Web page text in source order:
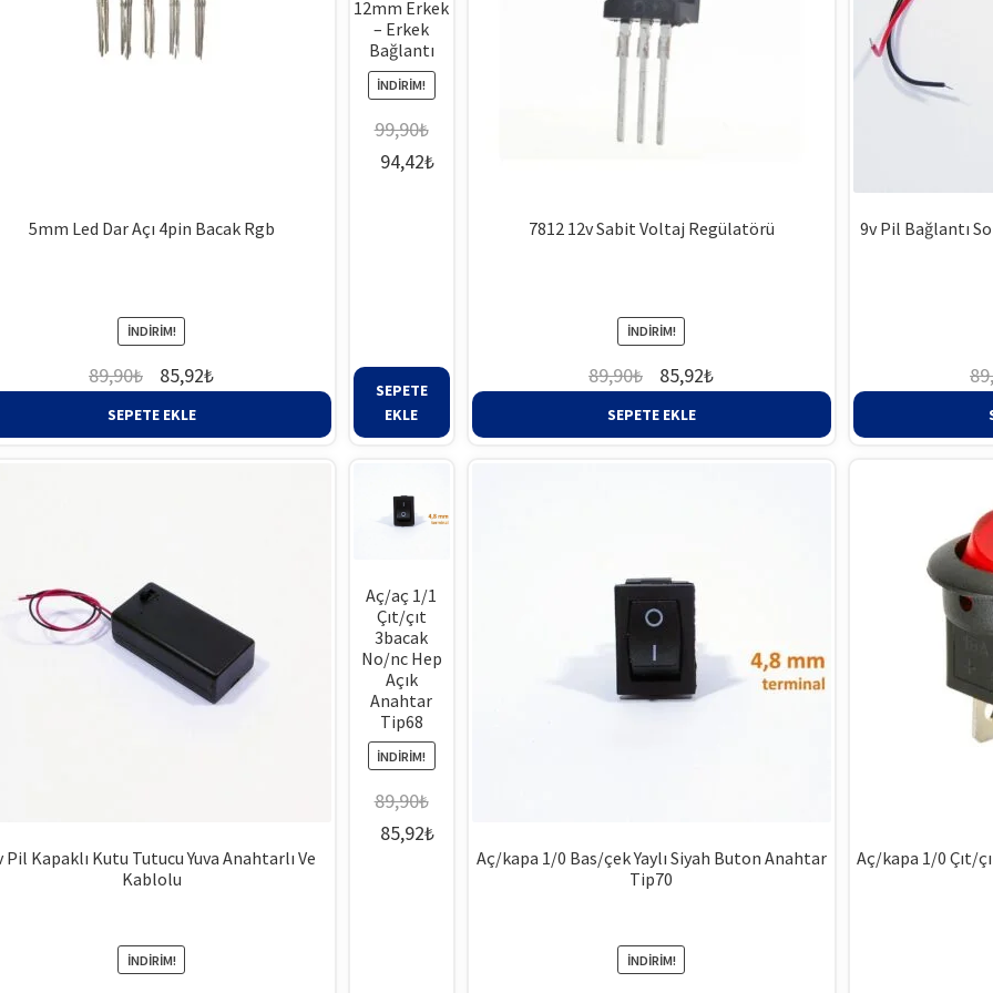
5mm Led Dar Açı 4pin Bacak Rgb
İNDIRIM!
89,90₺
Orijinal
fiyat:
89,90₺.
85,92₺Şu
fiyat:
SEPETE EKLE
12mm Erkek
– Erkek
Bağlantı
İNDIRIM!
99,90₺
Orijinal
94,42₺Şu
SEPETE
EKLE
7812 12v Sabit Voltaj Regülatörü
İNDIRIM!
89,90₺
Orijinal
fiyat:
89,90₺.
85,92₺Şu
fiyat:
SEPETE EKLE
9v Pil Bağlantı
Pil Kapaklı Kutu Tutucu Yuva Anahtarlı Ve
Kablolu
İNDIRIM!
Aç/aç 1/1
Çıt/çıt
3bacak
No/nc Hep
Açık
Anahtar
Tip68
İNDIRIM!
89,90₺
Orijinal
85,92₺Şu
andakiAç/kapa 1/0 Bas/çek Yaylı Siyah Buton Anahtar
Tip70
İNDIRIM!
Aç/kapa 1/0 Çıt/